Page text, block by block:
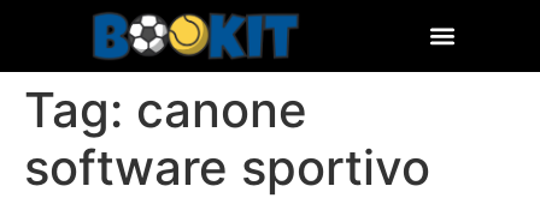
Tag: canone
software sportivo